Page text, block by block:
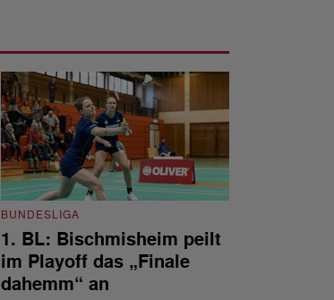
BUNDESLIGA
1. BL: Bischmisheim peilt
im Playoff das „Finale
dahemm“ an